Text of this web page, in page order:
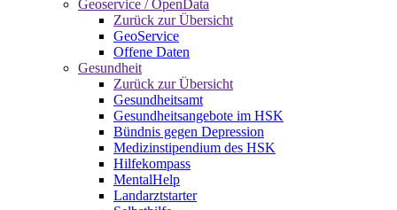
Geoservice / OpenData
Zurück zur Übersicht
GeoService
Offene Daten
Gesundheit
Zurück zur Übersicht
Gesundheitsamt
Gesundheitsangebote im HSK
Bündnis gegen Depression
Medizinstipendium des HSK
Hilfekompass
MentalHelp
Landarztstarter